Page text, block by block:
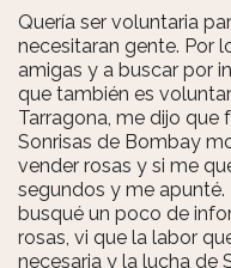
Quería ser voluntaria
necesitaran gente. Por
amigas y a buscar por
que también es
Tarragona, me dijo
Sonrisas de Bombay
vender rosas y si me
segundos y me
busqué un poco de
rosas, vi que la labor
necesaria y la lucha de